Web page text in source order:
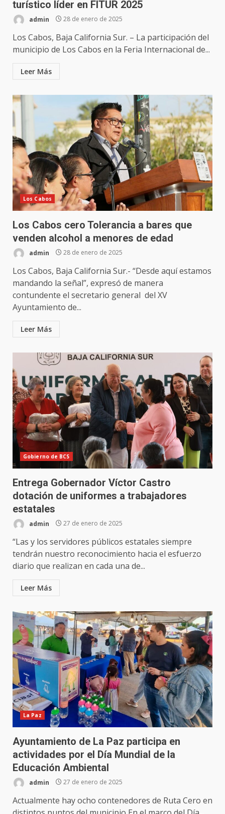
turístico líder en FITUR 2025
admin 28 de enero de 2025
Los Cabos, Baja California Sur. – La participación del
municipio de Los Cabos en la Feria Internacional de...
Leer Más
Los Cabos
Los Cabos cero Tolerancia a bares que
venden alcohol a menores de edad
admin 28 de enero de 2025
Los Cabos, Baja California Sur.- “Desde aquí estamos
mandando la señal”, expresó de manera
contundente el secretario general del XV
Ayuntamiento de...
Leer Más
Gobierno de BCS
Entrega Gobernador Víctor Castro
dotación de uniformes a trabajadores
estatales
admin 27 de enero de 2025
“Las y los servidores públicos estatales siempre
tendrán nuestro reconocimiento hacia el esfuerzo
diario que realizan en cada una de...
Leer Más
La Paz
Ayuntamiento de La Paz participa en
actividades por el Día Mundial de la
Educación Ambiental
admin 27 de enero de 2025
Actualmente hay ocho contenedores de Ruta Cero en